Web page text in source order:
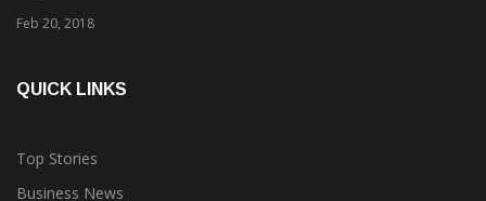
Feb 20, 2018
QUICK LINKS
Top Stories
Business News